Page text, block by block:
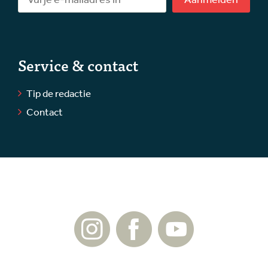
Service & contact
Tip de redactie
Contact